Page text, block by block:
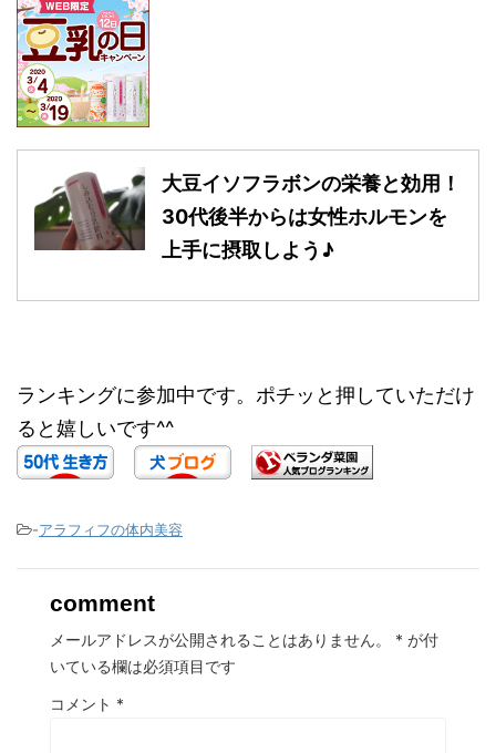
大豆イソフラボンの栄養と効用！
30代後半からは女性ホルモンを
上手に摂取しよう♪
ランキングに参加中です。ポチッと押していただけ
ると嬉しいです^^
-アラフィフの体内美容
comment
メールアドレスが公開されることはありません。 * が付
いている欄は必須項目です
コメント *